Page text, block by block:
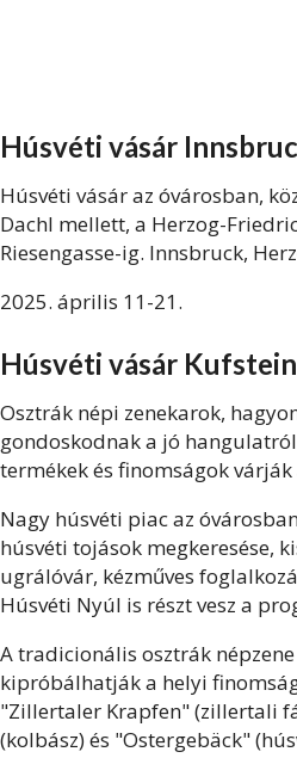
Húsvéti vásár
Húsvéti vásár az óvárosban,
Dachl mellett, a Herzog-
Riesengasse-ig. Innsbruck,
2025. április 11-21.
Húsvéti vásár
Osztrák népi zenekarok,
gondoskodnak a jó
termékek és finomságok várják
Nagy húsvéti piac az
húsvéti tojások megkeresése,
ugrálóvár, kézműves
Húsvéti Nyúl is részt vesz a
A tradicionális osztrák
kipróbálhatják a helyi
"Zillertaler Krapfen" (zillertali
(kolbász) és "Ostergebäck"